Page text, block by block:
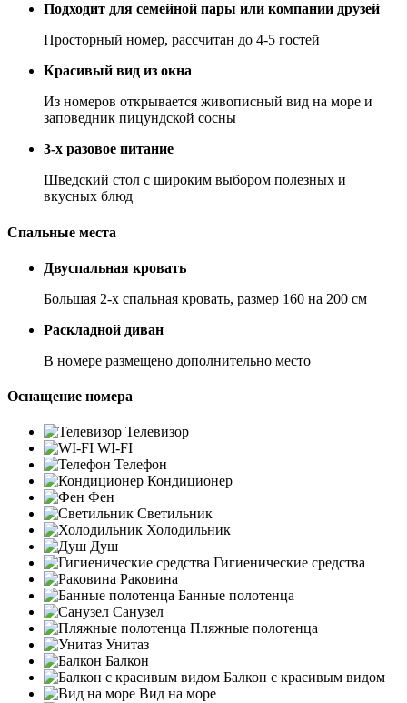
Подходит для семейной пары или компании друзей
Просторный номер, рассчитан до 4-5 гостей
Красивый вид из окна
Из номеров открывается живописный вид на море и
заповедник пицундской сосны
3-х разовое питание
Шведский стол с широким выбором полезных и
вкусных блюд
Спальные места
Двуспальная кровать
Большая 2-х спальная кровать, размер 160 на 200 см
Раскладной диван
В номере размещено дополнительно место
Оснащение номера
Телевизор
WI-FI
Телефон
Кондиционер
Фен
Светильник
Холодильник
Душ
Гигиенические средства
Раковина
Банные полотенца
Санузел
Пляжные полотенца
Унитаз
Балкон
Балкон с красивым видом
Вид на море